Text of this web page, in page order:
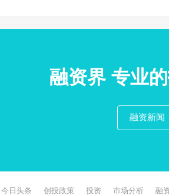
融资界 专业
融资新闻
今日头条 创投政策 投资 市场分析 融